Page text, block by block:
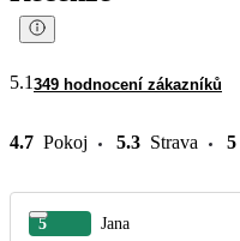
5.1 349 hodnocení zákazníků
4.7 Pokoj 5.3 Strava 5
5 Jana